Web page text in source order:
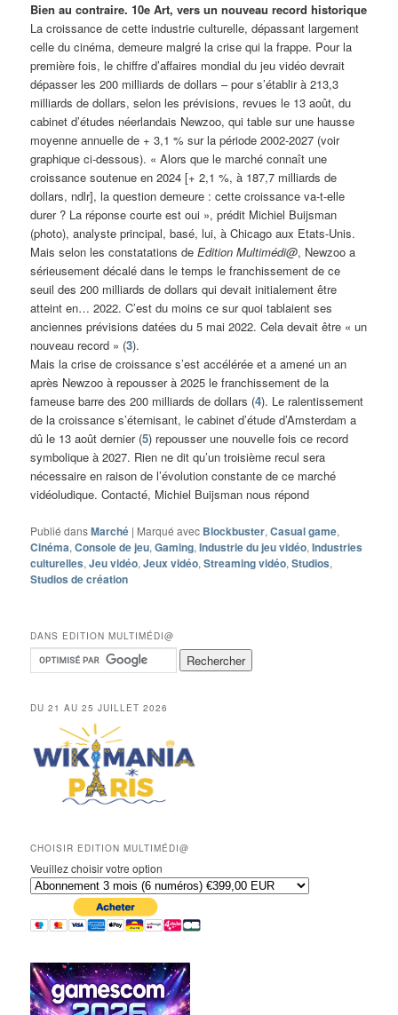
Bien au contraire. 10e Art, vers un nouveau record historique
La croissance de cette industrie culturelle, dépassant largement
celle du cinéma, demeure malgré la crise qui la frappe. Pour la
première fois, le chiffre d’affaires mondial du jeu vidéo devrait
dépasser les 200 milliards de dollars – pour s’établir à 213,3
milliards de dollars, selon les prévisions, revues le 13 août, du
cabinet d’études néerlandais Newzoo, qui table sur une hausse
moyenne annuelle de + 3,1 % sur la période 2002-2027 (voir
graphique ci-dessous). « Alors que le marché connaît une
croissance soutenue en 2024 [+ 2,1 %, à 187,7 milliards de
dollars, ndlr], la question demeure : cette croissance va-t-elle
durer ? La réponse courte est oui », prédit Michiel Buijsman
(photo), analyste principal, basé, lui, à Chicago aux Etats-Unis.
Mais selon les constatations deEdition Multimédi@, Newzoo a
sérieusement décalé dans le temps le franchissement de ce
seuil des 200 milliards de dollars qui devait initialement être
atteint en… 2022. C’est du moins ce sur quoi tablaient ses
anciennes prévisions datées du 5 mai 2022. Cela devait être « un
nouveau record » (3).
Mais la crise de croissance s’est accélérée et a amené un an
après Newzoo à repousser à 2025 le franchissement de la
fameuse barre des 200 milliards de dollars (4). Le ralentissement
de la croissance s’éternisant, le cabinet d’étude d’Amsterdam a
dû le 13 août dernier (5) repousser une nouvelle fois ce record
symbolique à 2027. Rien ne dit qu’un troisième recul sera
nécessaire en raison de l’évolution constante de ce marché
vidéoludique. Contacté, Michiel Buijsman nous répond
Publié dansMarché | Marqué avec Blockbuster,Casual game,
Cinéma,Console de jeu,Gaming,Industrie du jeu vidéo,Industries
culturelles,Jeu vidéo,Jeux vidéo,Streaming vidéo,Studios,
Studios de création
DANS EDITION MULTIMÉDI@
DU 21 AU 25 JUILLET 2026
CHOISIR EDITION MULTIMÉDI@
Veuillez choisir votre option